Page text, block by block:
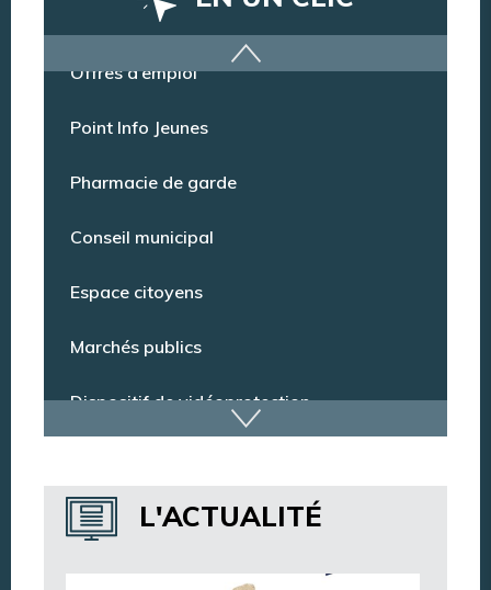
Dispositif de vidéoprotection
Annuaire des services
Annuaire des associations
L'ACTUALITÉ